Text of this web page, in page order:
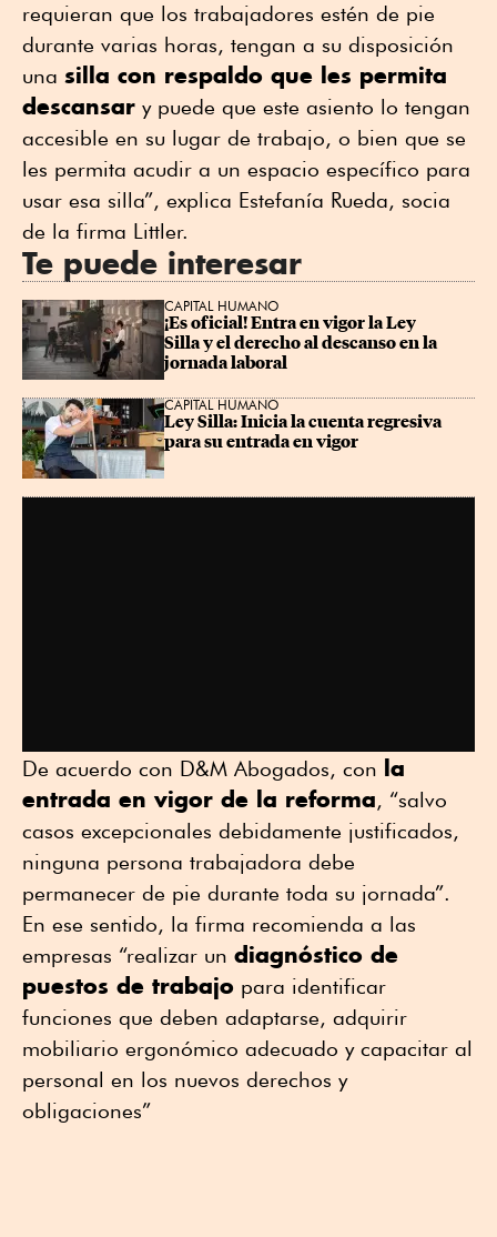
requieran que los trabajadores estén de pie
durante varias horas, tengan a su disposición
una silla con respaldo que les permita
descansar y puede que este asiento lo tengan
accesible en su lugar de trabajo, o bien que se
les permita acudir a un espacio específico para
usar esa silla”, explica Estefanía Rueda, socia
de la firma Littler.
Te puede interesar
CAPITAL HUMANO
¡Es oficial! Entra en vigor la Ley
Silla y el derecho al descanso en la
jornada laboral
CAPITAL HUMANO
Ley Silla: Inicia la cuenta regresiva
para su entrada en vigor
De acuerdo con D&M Abogados, con la
entrada en vigor de la reforma, “salvo
casos excepcionales debidamente justificados,
ninguna persona trabajadora debe
permanecer de pie durante toda su jornada”.
En ese sentido, la firma recomienda a las
empresas “realizar un diagnóstico de
puestos de trabajo para identificar
funciones que deben adaptarse, adquirir
mobiliario ergonómico adecuado y capacitar al
personal en los nuevos derechos y
obligaciones”